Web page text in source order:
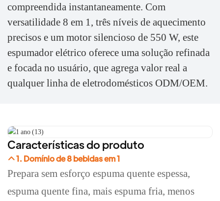
compreendida instantaneamente. Com
versatilidade 8 em 1, três níveis de aquecimento
precisos e um motor silencioso de 550 W, este
espumador elétrico oferece uma solução refinada
e focada no usuário, que agrega valor real a
qualquer linha de eletrodomésticos ODM/OEM.
Características do produto
1. Domínio de 8 bebidas em 1
Prepara sem esforço espuma quente espessa,
espuma quente fina, mais espuma fria, menos